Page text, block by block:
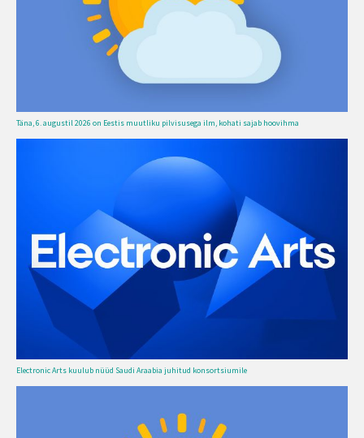
Täna, 6. augustil 2026 on Eestis muutliku pilvisusega ilm, kohati sajab hoovihma
Electronic Arts kuulub nüüd Saudi Araabia juhitud konsortsiumile